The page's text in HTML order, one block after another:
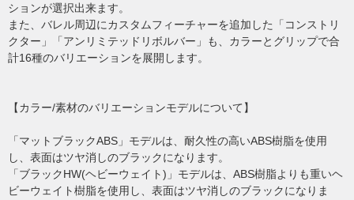
ションが選択出来ます。
また、バレル周辺にカスタムフィーチャーを追加した「コンストリ
クター」「アンリミテッドリボルバー」も、カラーとグリップで合
計16種のバリエーションを展開します。
【カラー/素材のバリエーションモデルについて】
「マットブラックABS」モデルは、耐久性の高いABS樹脂を使用
し、表面はツヤ消しのブラックになります。
「ブラックHW(ヘビーウェイト)」モデルは、ABS樹脂よりも重いヘ
ビーウェイト樹脂を使用し、表面はツヤ消しのブラックになりま